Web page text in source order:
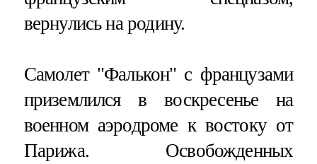
вернулись на родину.
Самолет "Фалькон" с французами
приземлился в воскресенье на
военном аэродроме к востоку от
Парижа. Освобожденных